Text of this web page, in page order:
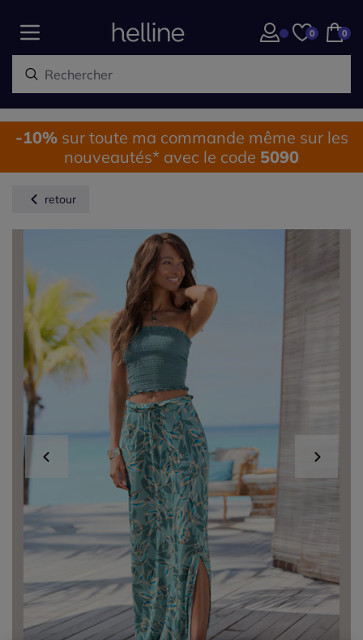
0 0
-10%sur toute ma commande même sur les
nouveautés* avec le code 5090
retour